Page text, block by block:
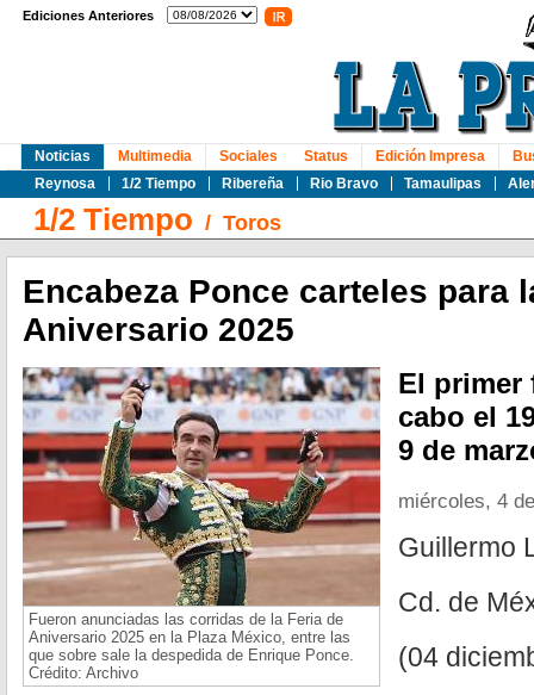
Ediciones Anteriores
Noticias
Reynosa
1/2 Tiempo Ribereña Rio Bravo Tamaulipas
Multimedia Sociales Status Edición Impresa
1/2 Tiempo / Toros
Encabeza Ponce carteles para
Aniversario 2025
Fueron anunciadas las corridas de la Feria de
Aniversario 2025 en la Plaza México, entre las
que sobre sale la despedida de Enrique Ponce.
Crédito: Archivo
El primer
cabo el
9 de
miércoles, 4
Guillermo
Cd. de
(04